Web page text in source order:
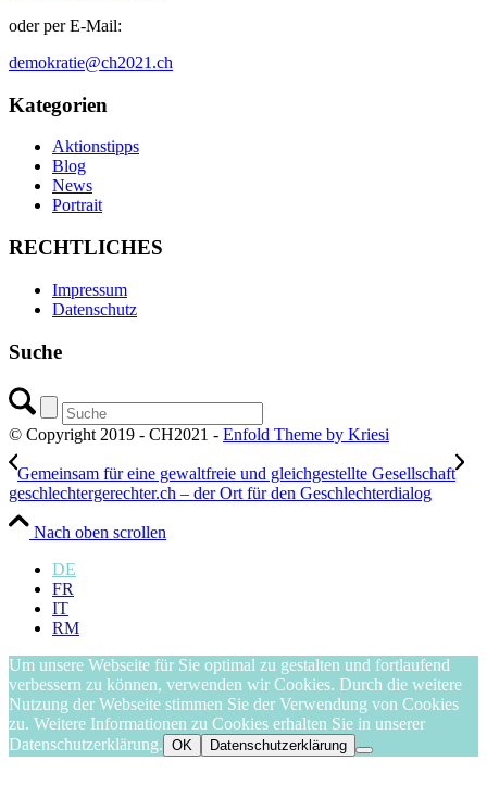
oder per E-Mail:
demokratie@ch2021.ch
Kategorien
Aktionstipps
Blog
News
Portrait
RECHTLICHES
Impressum
Datenschutz
Suche
© Copyright 2019 - CH2021 - Enfold Theme by Kriesi
Gemeinsam für eine gewaltfreie und gleichgestellte Gesellschaft
geschlechtergerechter.ch – der Ort für den Geschlechterdialog
Nach oben scrollen
DE
FR
IT
RM
Um unsere Webseite für Sie optimal zu gestalten und fortlaufend
verbessern zu können, verwenden wir Cookies. Durch die weitere
Nutzung der Webseite stimmen Sie der Verwendung von Cookies
zu. Weitere Informationen zu Cookies erhalten Sie in unserer
Datenschutzerklärung. OK Datenschutzerklärung